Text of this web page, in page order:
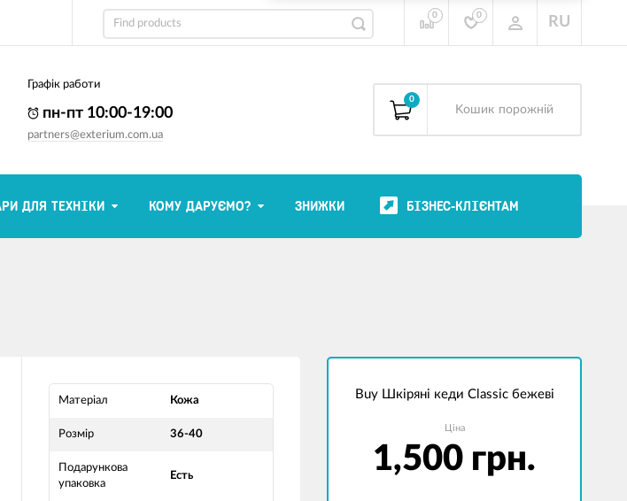
0 0 RU
Графік работи
пн-пт 10:00-19:00
partners@exterium.com.ua
0
Kошик порожній
ДЛЯ ТЕХНІКИ КОМУ ДАРУЄМО? ЗНИЖКИ БІЗНЕС-КЛІЄНТАМ
Матеріал Кожа
Розмір 36-40
Подарункова
упаковка
Есть
Buy Шкіряні кеди Classic бежеві
Ціна
1,500 грн.